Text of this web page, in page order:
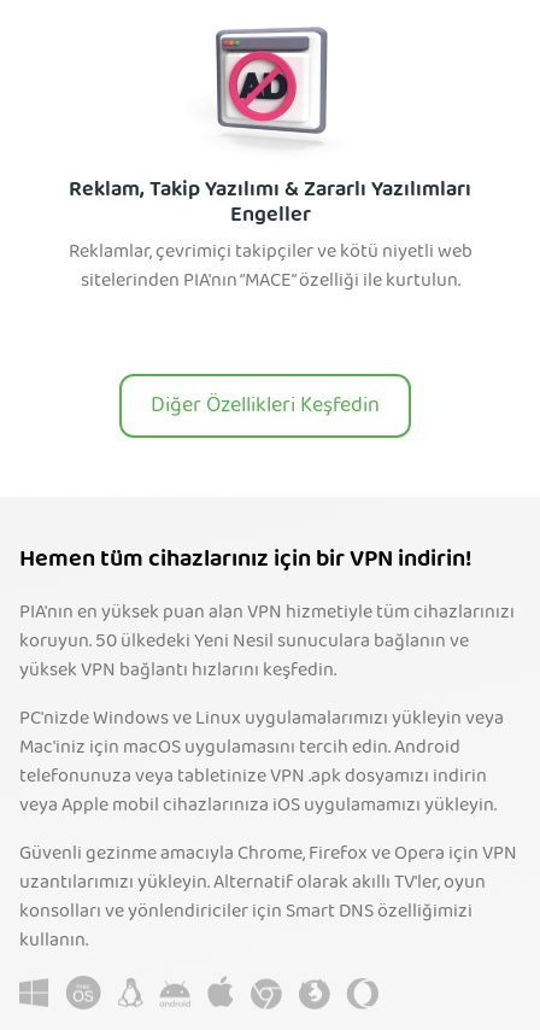
Reklam, Takip Yazılımı & Zararlı Yazılımları
Engeller
Reklamlar, çevrimiçi takipçiler ve kötü niyetli web
sitelerinden PIA'nın “MACE” özelliği ile kurtulun.
Diğer Özellikleri Keşfedin
Hemen tüm cihazlarınız için bir VPN indirin!
PIA'nın en yüksek puan alan VPN hizmetiyle tüm cihazlarınızı
koruyun. 50 ülkedeki Yeni Nesil sunuculara bağlanın ve
yüksek VPN bağlantı hızlarını keşfedin.
PC'nizde Windows ve Linux uygulamalarımızı yükleyin veya
Mac'iniz için macOS uygulamasını tercih edin. Android
telefonunuza veya tabletinize VPN .apk dosyamızı indirin
veya Apple mobil cihazlarınıza iOS uygulamamızı yükleyin.
Güvenli gezinme amacıyla Chrome, Firefox ve Opera için VPN
uzantılarımızı yükleyin. Alternatif olarak akıllı TV'ler, oyun
konsolları ve yönlendiriciler için Smart DNS özelliğimizi
kullanın.